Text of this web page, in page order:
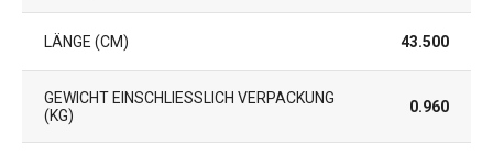
LÄNGE (CM) 43.500
GEWICHT EINSCHLIESSLICH VERPACKUNG (
KG)
0.960